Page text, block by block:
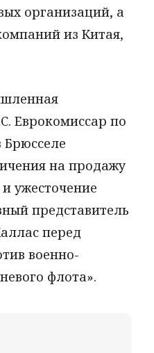
организаций, а
из Китая,
Еврокомиссар по
на продажу
ужесточение
представитель
перед
военно-
флота».